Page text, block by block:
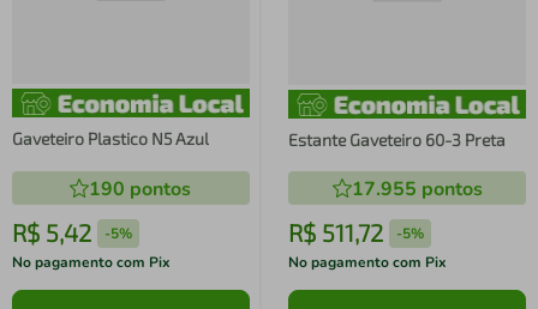
Gaveteiro Plastico N5 Azul
190 pontos
R$ 5,42 -5%
No pagamento com Pix
Estante Gaveteiro 60-3 Preta
17.955 pontos
R$ 511,72 -5%
No pagamento com Pix